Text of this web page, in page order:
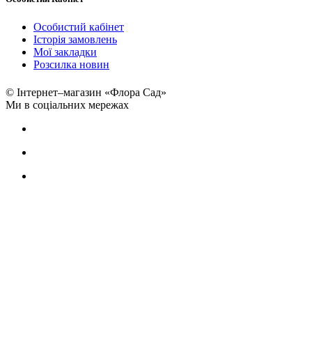
Особистий кабінет
Історія замовлень
Мої закладки
Розсилка новин
© Інтернет–магазин «Флора Сад»
Ми в соціальних мережах